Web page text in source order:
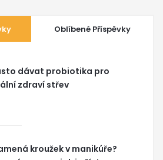
Oblíbené Příspěvky
dávat probiotika pro
zdraví střev
kroužek v manikúře?